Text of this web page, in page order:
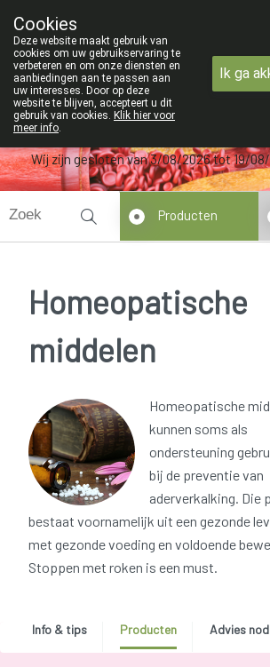
09 228 32 36
Wij zijn gesloten van 3/08/2026 tot 19/
Producten
Homeopatische
middelen
Homeopatische
kunnen soms als
ondersteuning
bij de preventie van
aderverkalking. Die
bestaat voornamelijk uit een gezonde
met gezonde voeding en voldoende
Stoppen met roken is een must.
Info & tips Producten Advies
Cookies
Deze website maakt gebruik van
cookies om uw gebruikservaring te
verbeteren en om onze diensten en
aanbiedingen aan te passen aan
uw interesses. Door op deze
website te blijven, accepteert u dit
gebruik van cookies. Klik hier voor
meer info.
Ik ga